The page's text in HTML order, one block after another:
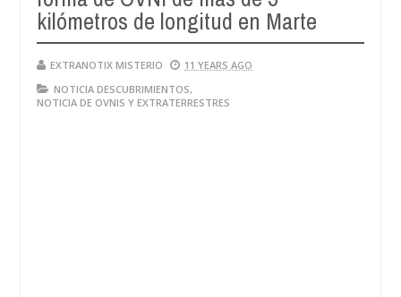
kilómetros de longitud en Marte
EXTRANOTIX MISTERIO
11 YEARS AGO
NOTICIA DESCUBRIMIENTOS,
NOTICIA DE OVNIS Y EXTRATERRESTRES